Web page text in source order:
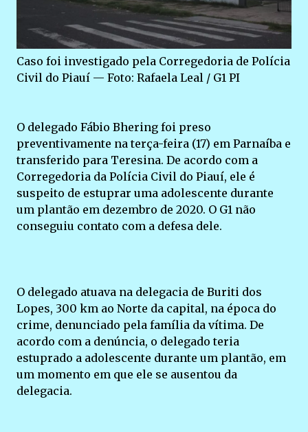
Caso foi investigado pela Corregedoria de Polícia
Civil do Piauí — Foto: Rafaela Leal / G1 PI
O delegado Fábio Bhering foi preso
preventivamente na terça-feira (17) em Parnaíba e
transferido para Teresina. De acordo com a
Corregedoria da Polícia Civil do Piauí, ele é
suspeito de estuprar uma adolescente durante
um plantão em dezembro de 2020. O G1 não
conseguiu contato com a defesa dele.
O delegado atuava na delegacia de Buriti dos
Lopes, 300 km ao Norte da capital, na época do
crime, denunciado pela família da vítima. De
acordo com a denúncia, o delegado teria
estuprado a adolescente durante um plantão, em
um momento em que ele se ausentou da
delegacia.